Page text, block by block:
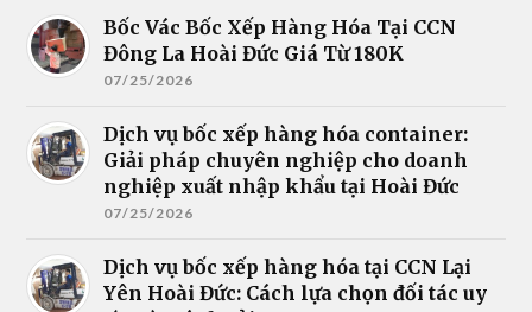
Bốc Vác Bốc Xếp Hàng Hóa Tại CCN
Đông La Hoài Đức Giá Từ 180K
07/25/2026
Dịch vụ bốc xếp hàng hóa container:
Giải pháp chuyên nghiệp cho doanh
nghiệp xuất nhập khẩu tại Hoài Đức
07/25/2026
Dịch vụ bốc xếp hàng hóa tại CCN Lại
Yên Hoài Đức: Cách lựa chọn đối tác uy